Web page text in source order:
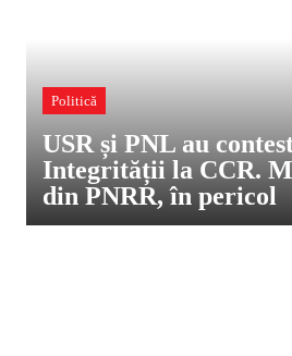
Politică
USR și PNL au
Integrității la CCR.
din PNRR, în pericol